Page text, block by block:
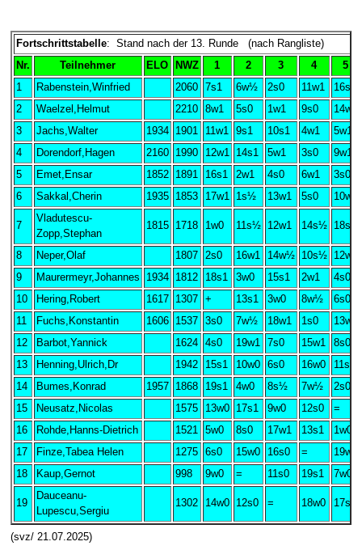
Fortschrittstabelle: Stand nach der 13. Runde (nach Rangliste)
Nr.
Teilnehmer ELO NWZ 1 2 3 4
5
1
Rabenstein,Winfried 2060 7s1 6w½ 2s0 11w1
16s1
2
Waelzel,Helmut 2210 8w1 5s0 1w1 9s0
14w1
3
Jachs,Walter 1934 1901 11w1 9s1 10s1 4w1
5w1
4
Dorendorf,Hagen 2160 1990 12w1 14s1 5w1 3s0
9w1
5
Emet,Ensar 1852 1891 16s1 2w1 4s0 6w1
3s0
6
Sakkal,Cherin 1935 1853 17w1 1s½ 13w1 5s0 10w1
7
Vladutescu-
Zopp,Stephan
1815 1718 1w0 11s½ 12w1 14s½ 18s1
8 Neper,Olaf 1807 2s0 16w1 14w½ 10s½
12w1
9
Maurermeyr,Johannes 1934 1812 18s1 3w0 15s1 2w1
4s0
10
Hering,Robert 1617 1307 + 13s1 3w0 8w½
6s0
11
Fuchs,Konstantin 1606 1537 3s0 7w½ 18w1 1s0
13w0
12
Barbot,Yannick 1624 4s0 19w1 7s0 15w1
8s0
13
Henning,Ulrich,Dr 1942 15s1 10w0 6s0 16w0
11s1
14
Bumes,Konrad 1957 1868 19s1 4w0 8s½ 7w½
2s0
15
Neusatz,Nicolas 1575 13w0 17s1 9w0 12s0
=
16
Rohde,Hanns-Dietrich 1521 5w0 8s0 17w1 13s1
1w0
17
Finze,Tabea Helen 1275 6s0 15w0 16s0 =
19w1
18
Kaup,Gernot 998 9w0 = 11s0 19s1 7w0
19
Dauceanu-
Lupescu,Sergiu
1302 14w0 12s0 = 18w0 17s0
(svz/ 21.07.2025)